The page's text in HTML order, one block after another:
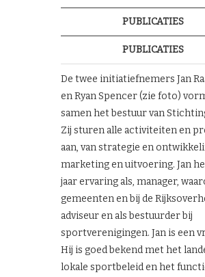
PUBLICATIES
PUBLICATIES
De twee initiatiefnemers Jan
en Ryan Spencer (zie foto)
samen het bestuur van
Zij sturen alle activiteiten en
aan, van strategie en
marketing en uitvoering. Jan
jaar ervaring als, manager,
gemeenten en bij de
adviseur en als bestuurder bij
sportverenigingen. Jan is een
Hij is goed bekend met het
lokale sportbeleid en het